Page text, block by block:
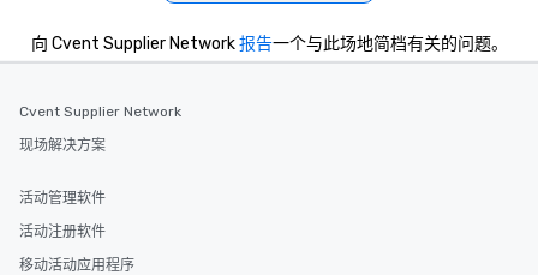
向 Cvent Supplier Network报告一个与此场地简档有关的问题。
Cvent Supplier Network
现场解决方案
活动管理软件
活动注册软件
移动活动应用程序